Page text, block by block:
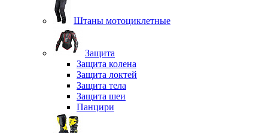
Штаны мотоциклетные
Защита
Защита колена
Защита локтей
Защита тела
Защита шеи
Панцири